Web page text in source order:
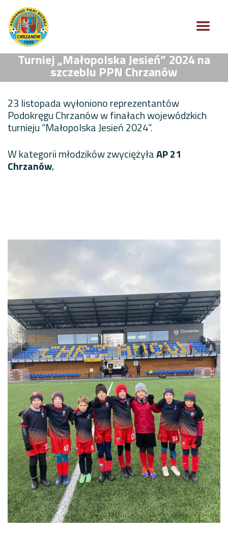
Turniej „Małopolska Jesień” 2024 na
szczeblu PPN Chrzanów
23 listopada wyłoniono reprezentantów
Podokręgu Chrzanów w finałach wojewódzkich
turnieju “Małopolska Jesień 2024”.
W kategorii młodzików zwyciężyłaAP 21
Chrzanów,